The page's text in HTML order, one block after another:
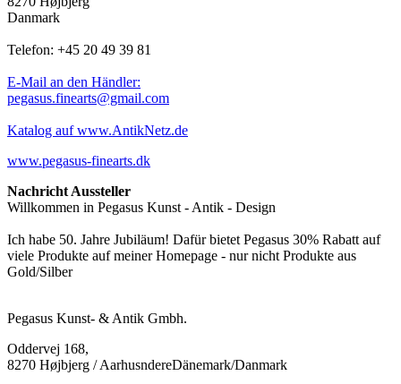
Danmark
Telefon: +45 20 49 39 81
E-Mail an den Händler:
pegasus.finearts@gmail.com
Katalog auf www.AntikNetz.de
www.pegasus-finearts.dk
Nachricht Aussteller
Willkommen in Pegasus Kunst - Antik - Design
Ich habe 50. Jahre Jubiläum! Dafür bietet Pegasus 30% Rabatt auf
viele Produkte auf meiner Homepage - nur nicht Produkte aus
Gold/Silber
Pegasus Kunst- & Antik Gmbh.
Oddervej 168,
8270 Højbjerg / AarhusndereDänemark/Danmark